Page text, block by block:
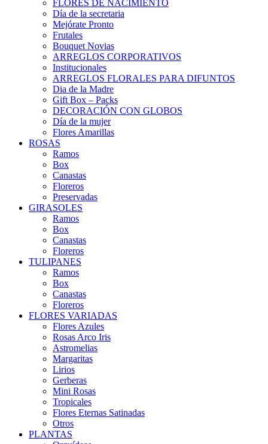
FLORES DE NACIMIENTO
Día de la secretaria
Mejórate Pronto
Frutales
Bouquet Novias
ARREGLOS CORPORATIVOS
Institucionales
ARREGLOS FLORALES PARA DIFUNTOS
Dia de la Madre
Gift Box – Packs
DECORACIÓN CON GLOBOS
Día de la mujer
Flores Amarillas
ROSAS
Ramos
Box
Canastas
Floreros
Preservadas
GIRASOLES
Ramos
Box
Canastas
Floreros
TULIPANES
Ramos
Box
Canastas
Floreros
FLORES VARIADAS
Flores Azules
Rosas Arco Iris
Astromelias
Margaritas
Lirios
Gerberas
Mini Rosas
Tropicales
Flores Eternas Satinadas
Otros
PLANTAS